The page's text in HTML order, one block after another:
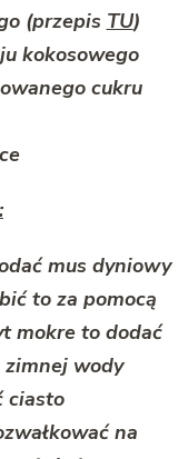
(przepis TU)
kokosowego
cukru
mus dyniowy
to za pomocą
mokre to dodać
zimnej wody
ciasto
na